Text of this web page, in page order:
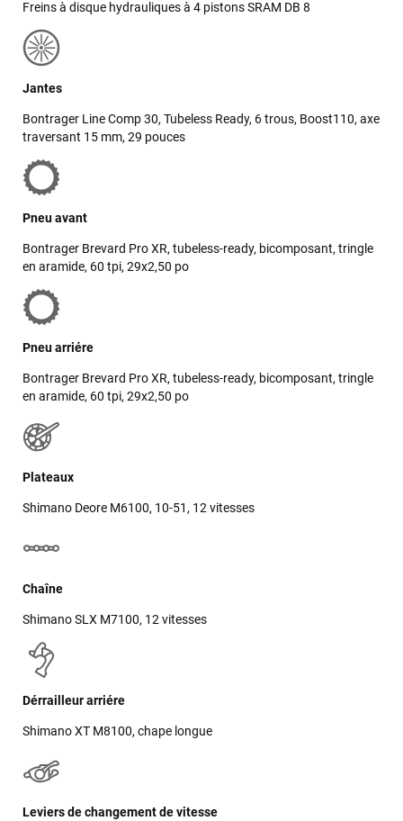
Freins à disque hydrauliques à 4 pistons SRAM DB 8
Jantes
Bontrager Line Comp 30, Tubeless Ready, 6 trous, Boost110, axe
traversant 15 mm, 29 pouces
Pneu avant
Bontrager Brevard Pro XR, tubeless-ready, bicomposant, tringle
en aramide, 60 tpi, 29x2,50 po
Pneu arriére
Bontrager Brevard Pro XR, tubeless-ready, bicomposant, tringle
en aramide, 60 tpi, 29x2,50 po
Plateaux
Shimano Deore M6100, 10-51, 12 vitesses
Chaîne
Shimano SLX M7100, 12 vitesses
Dérrailleur arriére
Shimano XT M8100, chape longue
Leviers de changement de vitesse
Logan m’a très bien accueilli et après lui avoir expliqué le
problème, il a directement pris mon vélo en charge pour le
régler rapidement. Cela a pris plus de 25 minutes pour cela
mais il a pris le temps d’être sûr que cela fonctionne
correctement malgré l’heure tardive. Encore merci à Logan
Philippe Zeb
J'ai commandé un VAE Bulls Copperhead à un très bon prix.
(livraison différée cause absence). Le vélo était très bien
emballé et en excellent état. Un pb de clefs manquantes à la
livraison a été traité efficacement par le SAV dans les
meilleurs délais. Tous les contacts ont été bien suivis, l'équipe
est sympa et réactive